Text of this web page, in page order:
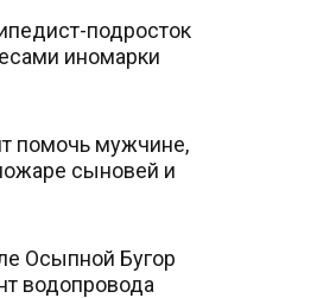
подросток
иномарки
помочь мужчине,
сыновей и
Осыпной Бугор
водопровода